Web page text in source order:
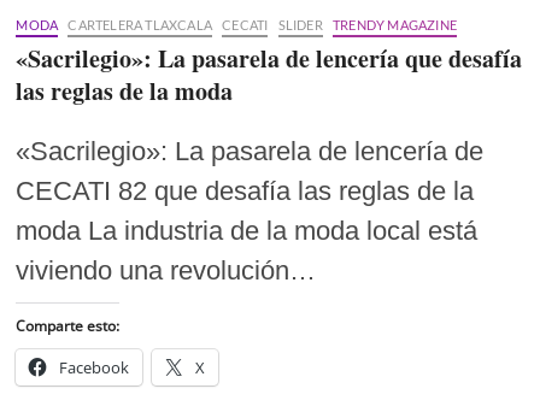
MODA CARTELERA TLAXCALA CECATI SLIDER TRENDY MAGAZINE
«Sacrilegio»: La pasarela de lencería que desafía
las reglas de la moda
«Sacrilegio»: La pasarela de lencería de
CECATI 82 que desafía las reglas de la
moda La industria de la moda local está
viviendo una revolución…
Comparte esto:
Facebook X